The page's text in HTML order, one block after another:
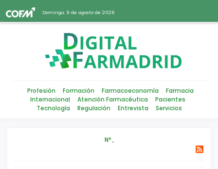
Domingo, 9 de agosto de 2026
Profesión Formación Farmacoeconomía
Farmacia
Internacional
Atención Farmacéutica
Pacientes
Tecnología
Regulación Entrevista Servicios
Nº ,